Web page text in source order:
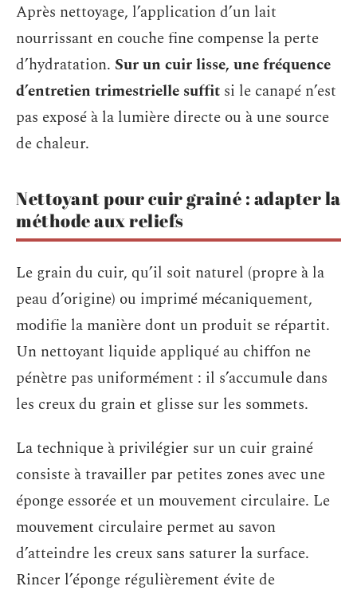
Après nettoyage, l’application d’un lait
nourrissant en couche fine compense la perte
d’hydratation. Sur un cuir lisse, une fréquence
d’entretien trimestrielle suffit si le canapé n’est
pas exposé à la lumière directe ou à une source
de chaleur.
Nettoyant pour cuir grainé : adapter la
méthode aux reliefs
Le grain du cuir, qu’il soit naturel (propre à la
peau d’origine) ou imprimé mécaniquement,
modifie la manière dont un produit se répartit.
Un nettoyant liquide appliqué au chiffon ne
pénètre pas uniformément : il s’accumule dans
les creux du grain et glisse sur les sommets.
La technique à privilégier sur un cuir grainé
consiste à travailler par petites zones avec une
éponge essorée et un mouvement circulaire. Le
mouvement circulaire permet au savon
d’atteindre les creux sans saturer la surface.
Rincer l’éponge régulièrement évite de